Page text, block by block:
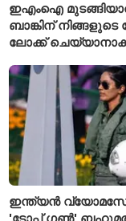
ഇഎംഐ
ബാങ്കിന്
ലോക്ക്
ചട്ടങ്ങൾ ഇങ്ങനെ
ഇന്ത്യൻ